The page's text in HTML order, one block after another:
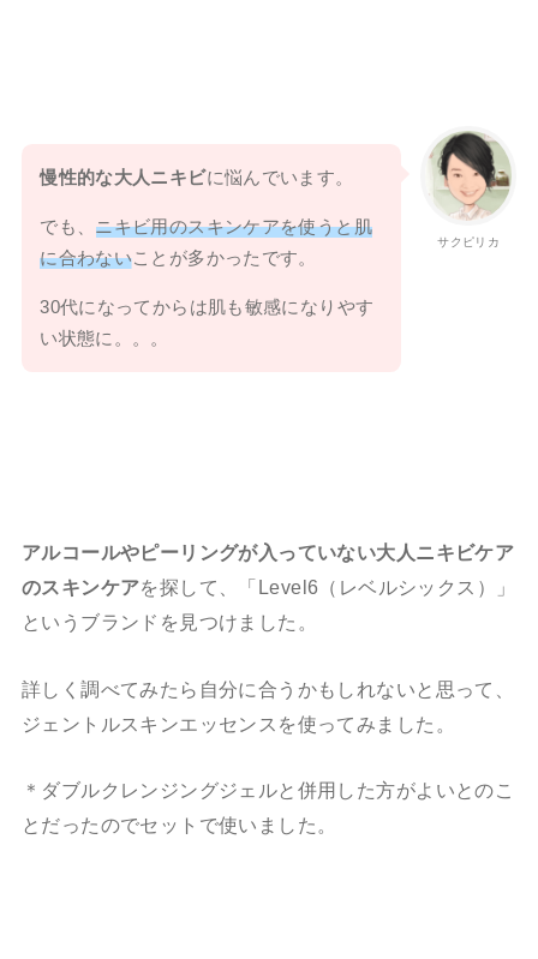
サクピリカ
慢性的な大人ニキビに悩んでいます。
でも、 ニキビ用のスキンケアを使うと肌
に合わないことが多かったです。
30代になってからは肌も敏感になりやす
い状態に。。。
アルコールやピーリングが入っていない大人ニキビケア
のスキンケアを探して、「Level6（レベルシックス）」
というブランドを見つけました。
詳しく調べてみたら自分に合うかもしれないと思って、
ジェントルスキンエッセンスを使ってみました。
＊ダブルクレンジングジェルと併用した方がよいとのこ
とだったのでセットで使いました。